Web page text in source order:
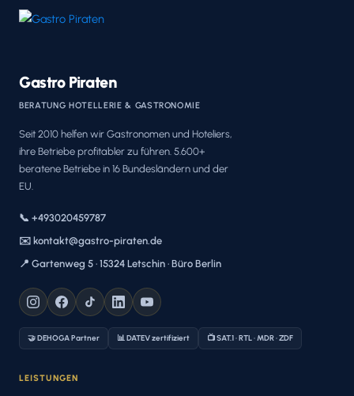
Gastro Piraten
BERATUNG HOTELLERIE & GASTRONOMIE
Seit 2010 helfen wir Gastronomen und Hoteliers,
ihre Betriebe profitabler zu führen. 5.600+
beratene Betriebe in 16 Bundesländern und der
EU.
📞 +493020459787
✉️ kontakt@gastro-piraten.de
📍 Gartenweg 5 · 15324 Letschin · Büro Berlin
🤝 DEHOGA Partner 📊 DATEV zertifiziert 📺 SAT.1 · RTL · MDR · ZDF
LEISTUNGEN